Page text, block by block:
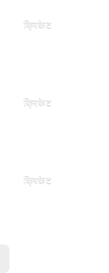
क्रिकेट
क्रिकेट
क्रिकेट